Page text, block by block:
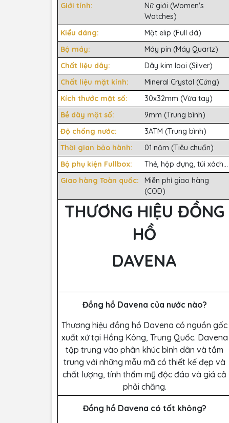
Giới tính:
Nữ giới (Women's
Watches)
Kiểu dáng:
Mặt elip (Full đá)
Bộ máy:
Máy pin (Máy Quartz)
Chất liệu dây:
Dây kim loại (Silver)
Chất liệu mặt kính:
Mineral Crystal (Cứng)
Kích thước mặt số:
30x32mm (Vừa tay)
Bề dày mặt số:
9mm (Trung bình)
Độ chống nước:
3ATM (Trung bình)
Thời gian bảo hành:
01 năm (Tiêu chuẩn)
Bộ phụ kiện Fullbox:
Thẻ, hộp đựng, túi xách...
Giao hàng Toàn quốc:
Miễn phí giao hàng
(COD)
THƯƠNG HIỆU ĐỒNG
HỒ
DAVENA
Đồng hồ Davena của nước nào?
Thương hiệu đồng hồ Davena có nguồn gốc
xuất xứ tại Hồng Kông, Trung Quốc. Davena
tập trung vào phân khúc bình dân và tầm
trung với những mẫu mã có thiết kế đẹp và
chất lượng, tính thẩm mỹ độc đáo và giá cả
phải chăng.
Đồng hồ Davena có tốt không?